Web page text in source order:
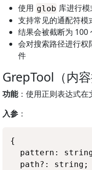
使用 glob 库进行
支持常见的通配符模
结果会被截断为 100
会对搜索路径进行权
件
GrepTool（内容
功能：使用正则表达式在
入参 ：
{
pattern:
path?: string;